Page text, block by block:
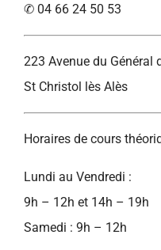
✆ 04 66 24 50 53
223 Avenue du Général
St Christol lès Alès
Horaires de cours
Lundi au Vendredi :
9h – 12h et 14h – 19h
Samedi : 9h – 12h